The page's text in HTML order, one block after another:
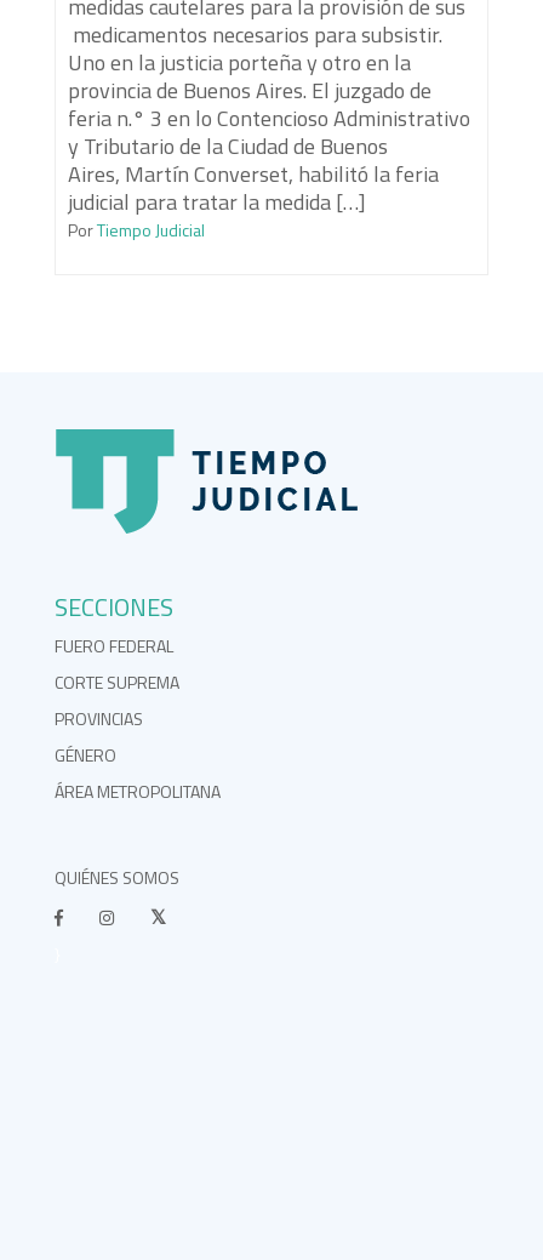
medidas cautelares para la provisión de sus
medicamentos necesarios para subsistir.
Uno en la justicia porteña y otro en la
provincia de Buenos Aires. El juzgado de
feria n.° 3 en lo Contencioso Administrativo
y Tributario de la Ciudad de Buenos
Aires, Martín Converset, habilitó la feria
judicial para tratar la medida […]
PorTiempo Judicial
SECCIONES
FUERO FEDERAL
CORTE SUPREMA
PROVINCIAS
GÉNERO
ÁREA METROPOLITANA
QUIÉNES SOMOS